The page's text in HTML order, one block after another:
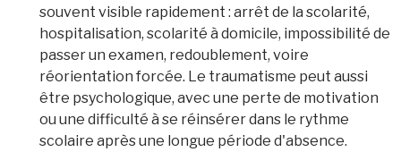
souvent visible rapidement : arrêt de la scolarité,
hospitalisation, scolarité à domicile, impossibilité de
passer un examen, redoublement, voire
réorientation forcée. Le traumatisme peut aussi
être psychologique, avec une perte de motivation
ou une difficulté à se réinsérer dans le rythme
scolaire après une longue période d'absence.